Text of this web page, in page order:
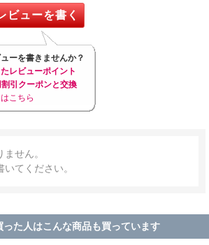
ビューを書く
ーを書きませんか？
レビューポイント
引クーポンと交換
こちら
せん。
てください。
った人はこんな商品も買っています